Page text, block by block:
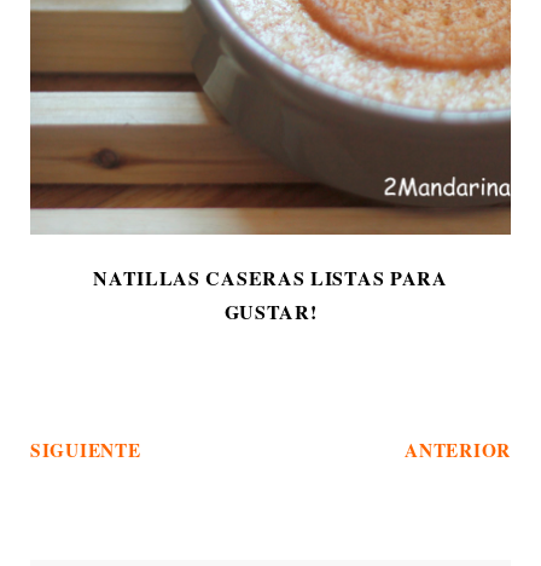
NATILLAS CASERAS LISTAS PARA
GUSTAR!
SIGUIENTE ANTERIOR